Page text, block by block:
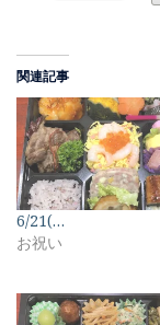
関連記事
6/21(…
お祝い